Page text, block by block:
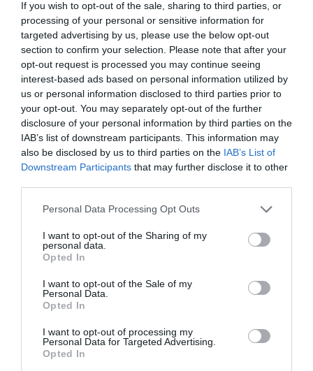
If you wish to opt-out of the sale, sharing to third parties, or
processing of your personal or sensitive information for
targeted advertising by us, please use the below opt-out
section to confirm your selection. Please note that after your
opt-out request is processed you may continue seeing
interest-based ads based on personal information utilized by
us or personal information disclosed to third parties prior to
your opt-out. You may separately opt-out of the further
disclosure of your personal information by third parties on the
IAB’s list of downstream participants. This information may
also be disclosed by us to third parties on the IAB’s List of
Downstream Participants that may further disclose it to other
Personal Data Processing Opt Outs
I want to opt-out of the Sharing of my
personal data.
Opted In
I want to opt-out of the Sale of my
Personal Data.
Opted In
I want to opt-out of processing my
Personal Data for Targeted Advertising.
Opted In
ADVERTISEMENT - CONTINUE READING BELOW